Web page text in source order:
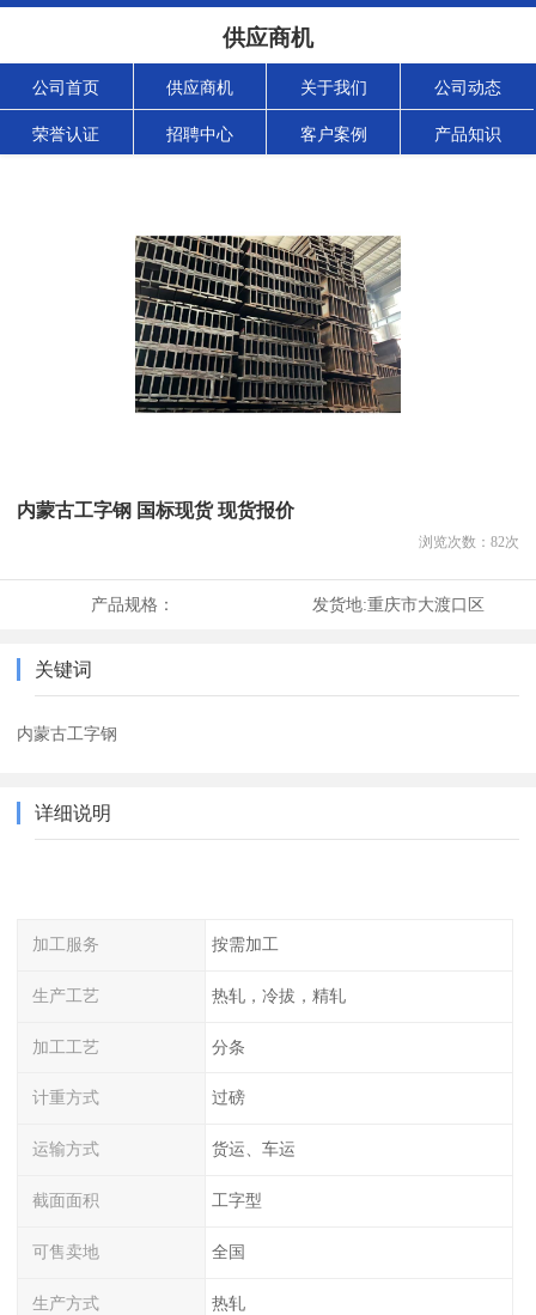
供应商机
公司首页 供应商机 关于我们 公司动态
荣誉认证 招聘中心 客户案例 产品知识
内蒙古工字钢 国标现货 现货报价
浏览次数： 82次
产品规格： 发货地:重庆市大渡口区
关键词
内蒙古工字钢
详细说明
加工服务 按需加工
生产工艺 热轧，冷拔，精轧
加工工艺 分条
计重方式 过磅
运输方式 货运、车运
截面面积 工字型
可售卖地 全国
生产方式 热轧